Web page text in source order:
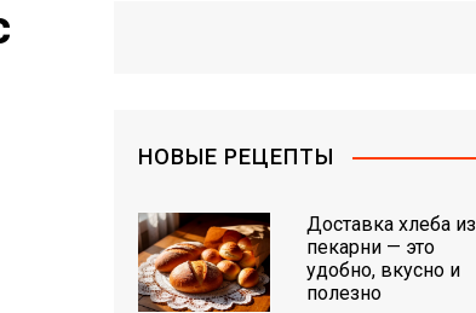
НОВЫЕ РЕЦЕПТЫ
Доставка хлеба из
пекарни — это
удобно, вкусно и
полезно